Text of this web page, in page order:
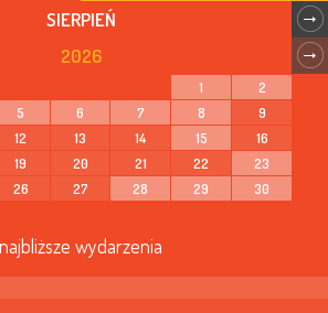
SIERPIEŃ
2026
1
2
5 6 7 8
9
12 13 14 15
16
19 20 21 22
23
26 27 28 29
30
najbliższe wydarzenia